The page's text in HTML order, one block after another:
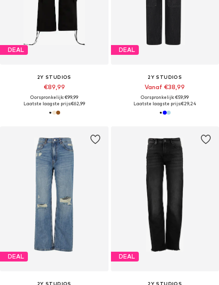
DEAL
2Y STUDIOS
€89,99
Oorspronkelijk: €99,99
Laatste laagste prijs:€62,99
DEAL
2Y STUDIOS
Vanaf €38,99
Oorspronkelijk: €59,99
Laatste laagste prijs:€29,24
DEAL
2Y STUDIOS
DEAL
2Y STUDIOS